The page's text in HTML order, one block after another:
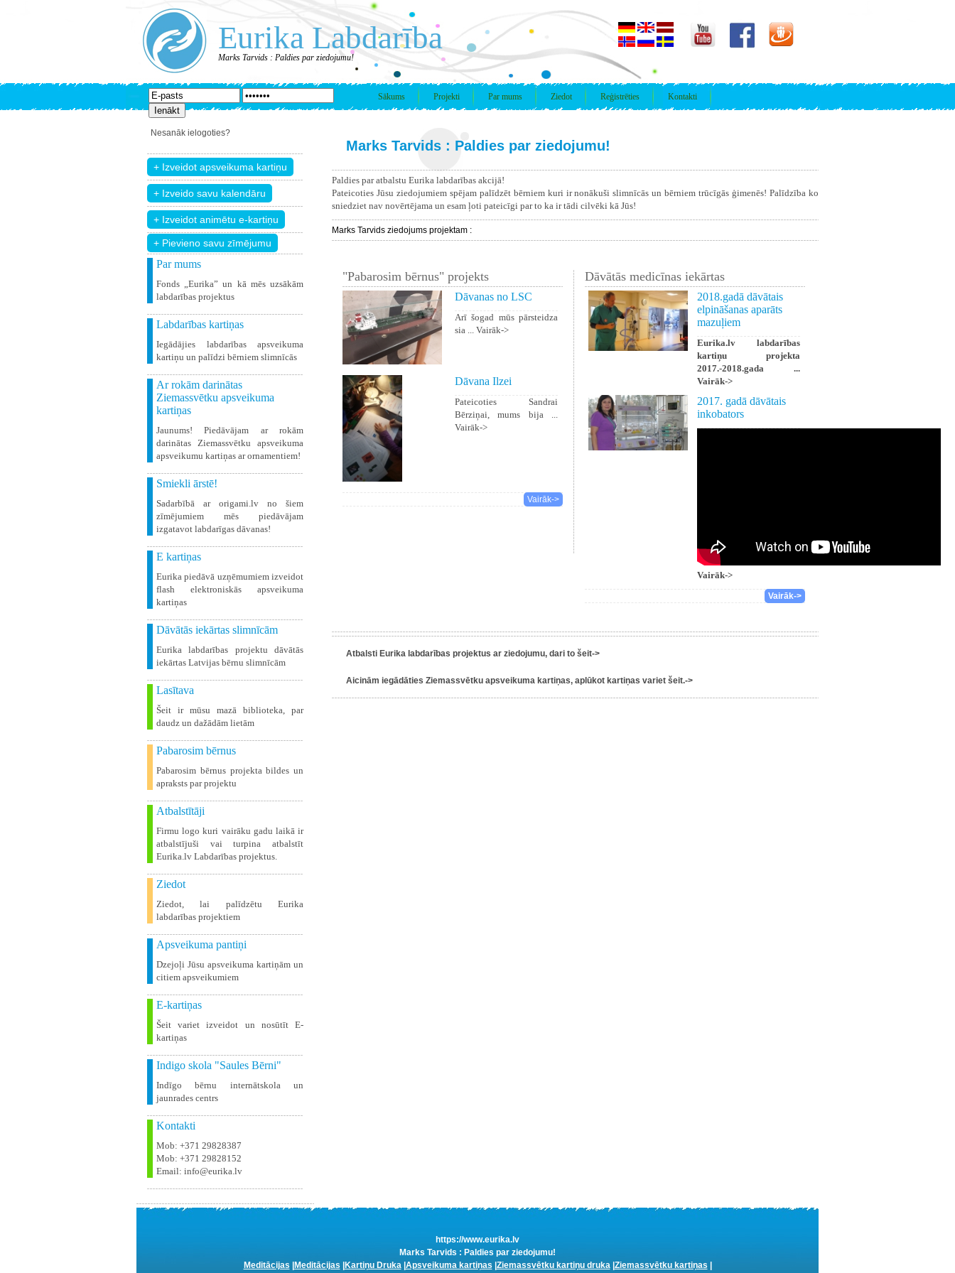
Eurika Labdarība
Marks Tarvids : Paldies par ziedojumu!
Sākums Projekti Par mums Ziedot Reģistrēties Kontakti
Nesanāk ielogoties?
+ Pievieno savu zīmējumu
Par mums
Fonds „Eurika” un kā mēs uzsākām
labdarības projektus
Labdarības kartiņas
Iegādājies labdarības apsveikuma
kartiņu un palīdzi bērniem slimnīcās
Ar rokām darinātas
Ziemassvētku apsveikuma
kartiņas
Jaunums! Piedāvājam ar rokām
darinātas Ziemassvētku apsveikuma
apsveikumu kartiņas ar ornamentiem!
Smiekli ārstē!
Sadarbībā ar origami.lv no šiem
zīmējumiem mēs piedāvājam
izgatavot labdarīgas dāvanas!
E kartiņas
Eurika piedāvā uzņēmumiem izveidot
flash elektroniskās apsveikuma
kartiņas
Dāvātās iekārtas slimnīcām
Eurika labdarības projektu dāvātās
iekārtas Latvijas bērnu slimnīcām
Lasītava
Šeit ir mūsu mazā biblioteka, par
daudz un dažādām lietām
Pabarosim bērnus
Pabarosim bērnus projekta bildes un
apraksts par projektu
Atbalstītāji
Firmu logo kuri vairāku gadu laikā ir
atbalstījuši vai turpina atbalstīt
Eurika.lv Labdarības projektus.
Ziedot
Ziedot, lai palīdzētu Eurika
labdarības projektiem
Apsveikuma pantiņi
Dzejoļi Jūsu apsveikuma kartiņām un
citiem apsveikumiem
E-kartiņas
Šeit variet izveidot un nosūtīt E-
kartiņas
Indigo skola "Saules Bērni"
Indīgo bērnu internātskola un
jaunrades centrs
Kontakti
Mob: +371 29828387
Mob: +371 29828152
Email: info@eurika.lv
Marks Tarvids : Paldies par ziedojumu!
Paldies par atbalstu Eurika labdarības akcijā!
Pateicoties Jūsu ziedojumiem spējam palīdzēt bērniem kuri ir nonākuši slimnīcās un bērniem trūcīgās ģimenēs! Palīdzība ko
sniedziet nav novērtējama un esam ļoti pateicīgi par to ka ir tādi cilvēki kā Jūs!
Marks Tarvids ziedojums projektam :
"Pabarosim bērnus" projekts
Dāvanas no LSC
Arī šogad mūs pārsteidza
sia ... Vairāk->
Dāvana Ilzei
Pateicoties Sandrai
Bērziņai, mums bija ...
Vairāk->
Vairāk->
Dāvātās medicīnas iekārtas
2018.gadā dāvātais
elpināšanas aparāts
mazuļiem
Eurika.lv labdarības
kartiņu projekta
2017.-2018.gada ...
Vairāk->
2017. gadā dāvātais
inkobators
Vairāk->
Vairāk->
Atbalsti Eurika labdarības projektus ar ziedojumu, dari to šeit->
Aicinām iegādāties Ziemassvētku apsveikuma kartiņas, aplūkot kartiņas variet šeit.->
https://www.eurika.lv
Marks Tarvids : Paldies par ziedojumu!
Meditācijas
Meditācijas Kartiņu Druka| Apsveikuma kartiņas Ziemassvētku kartiņu druka| Ziemassvētku kartiņas